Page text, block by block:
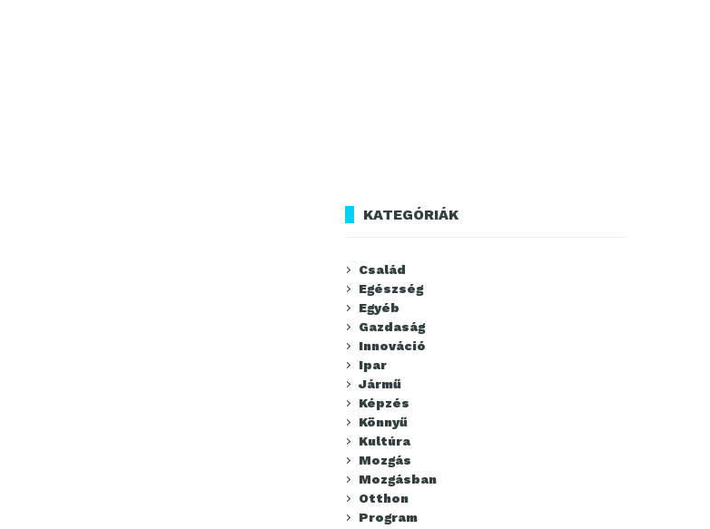
KATEGÓRIÁK
Család
Egészség
Egyéb
Gazdaság
Innováció
Ipar
Jármű
Képzés
Könnyű
Kultúra
Mozgás
Mozgásban
Otthon
Program